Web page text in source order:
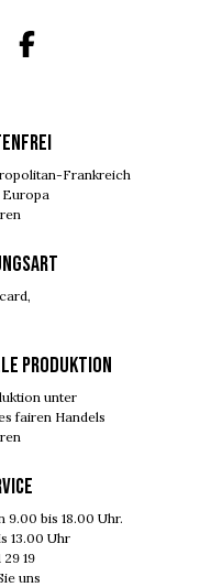
Frankreich
Europa
PRODUKTION
unter
fairen Handels
bis 18.00 Uhr.
13.00 Uhr
29 19
uns